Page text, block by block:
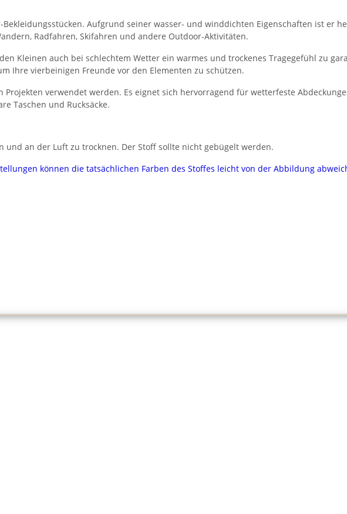
Aufgrund seiner wasser- und winddichten Eigenschaften ist er
Radfahren, Skifahren und andere Outdoor-Aktivitäten.
Kleinen auch bei schlechtem Wetter ein warmes und trockenes Tragegefühl zu
Ihre vierbeinigen Freunde vor den Elementen zu schützen.
verwendet werden. Es eignet sich hervorragend für wetterfeste
Taschen und Rucksäcke.
und an der Luft zu trocknen. Der Stoff sollte nicht gebügelt werden.
können die tatsächlichen Farben des Stoffes leicht von der Abbildung